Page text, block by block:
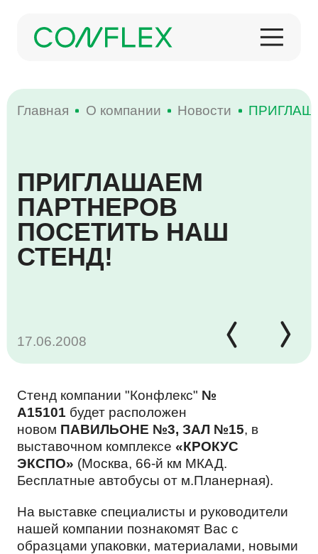
ИСТОРИЯ
НОВОСТИ
ОТЗЫВЫ
МЕРОПРИЯТИЯ
ПРОДУКЦИЯ
КОНДИТЕРСКИЕ ИЗДЕЛИЯ
ЗАМОРОЖЕННАЯ ПРОДУКЦИЯ
НАПИТКИ
ПРОМТОВАРЫ
КАРЬЕРА
МЕРОПРИЯТИЯ
ТЕНДЕР
КОНТАКТЫ
EN
Главная О компании Новости
ПРИГЛАШАЕМ
ПАРТНЕРОВ
ПОСЕТИТЬ НАШ
СТЕНД!
17.06.2008
Cтенд компании "Конфлекс" №
А15101 будет расположен
новом ПАВИЛЬОНЕ №3, ЗАЛ №15, в
выставочном комплексе «КРОКУС
ЭКСПО» (Москва, 66-й км МКАД.
Бесплатные автобусы от м.Планерная).
На выставке специалисты и руководители
нашей компании познакомят Вас с
образцами упаковки, материалами, новыми